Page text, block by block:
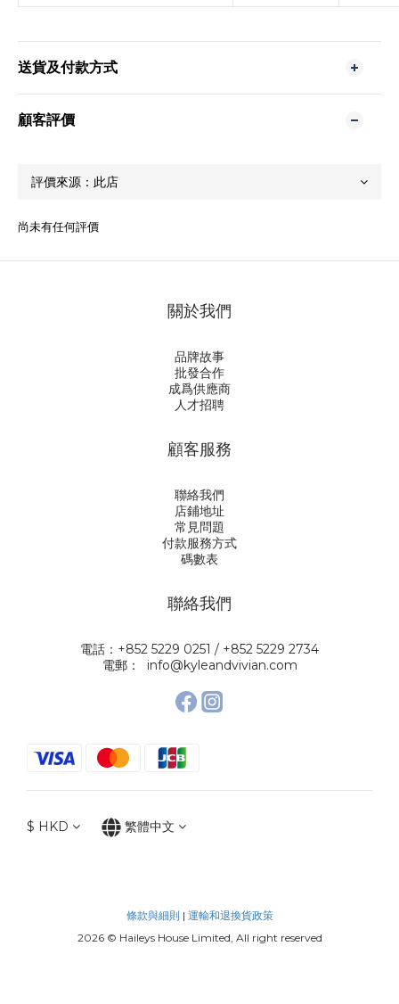
送貨及付款方式
顧客評價
尚未有任何評價
關於我們
品牌故事
批發合作
成爲供應商
人才招聘
顧客服務
聯絡我們
店鋪地址
常見問題
付款服務方式
碼數表
聯絡我們
電話：+852 5229 0251 / +852 5229 2734
電郵： info@kyleandvivian.com
$ HKD 繁體中文
條款與細則 | 運輸和退換貨政策
2026 © Haileys House Limited, All right reserved